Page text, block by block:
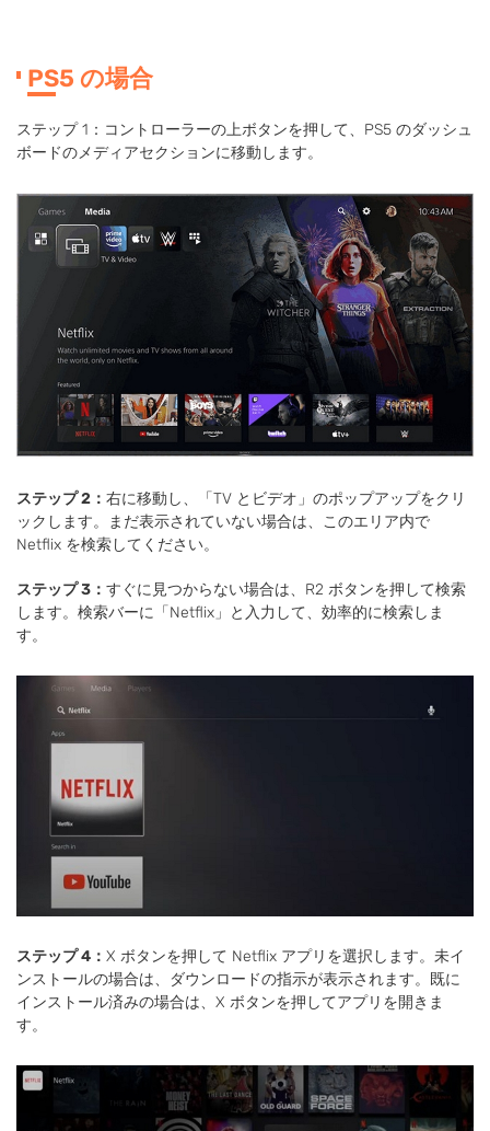
PS5 の場合
ステップ 1：コントローラーの上ボタンを押して、PS5 のダッシュ
ボードのメディアセクションに移動します。
ステップ 2： 右に移動し、「TV とビデオ」のポップアップをクリ
ックします。まだ表示されていない場合は、このエリア内で
Netflix を検索してください。
ステップ 3： すぐに見つからない場合は、R2 ボタンを押して検索
します。検索バーに「Netflix」と入力して、効率的に検索しま
す。
ステップ 4： X ボタンを押して Netflix アプリを選択します。未イ
ンストールの場合は、ダウンロードの指示が表示されます。既に
インストール済みの場合は、X ボタンを押してアプリを開きま
す。